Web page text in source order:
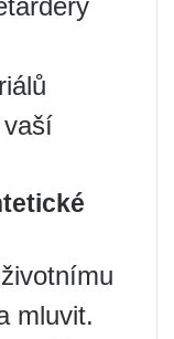
vaší
mluvit.